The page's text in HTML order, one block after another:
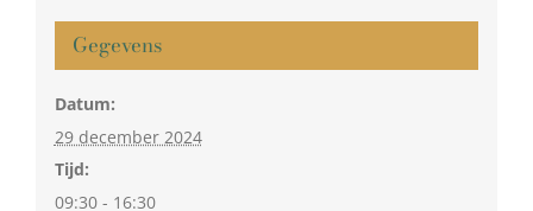
Gegevens
Datum:
29 december 2024
Tijd:
09:30 - 16:30